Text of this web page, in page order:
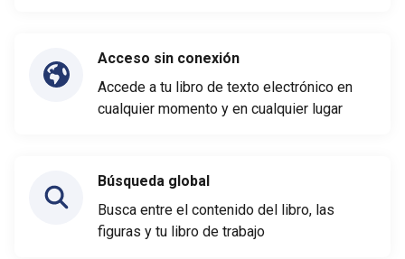
Acceso sin conexión
Accede a tu libro de texto electrónico en
cualquier momento y en cualquier lugar
Búsqueda global
Busca entre el contenido del libro, las
figuras y tu libro de trabajo